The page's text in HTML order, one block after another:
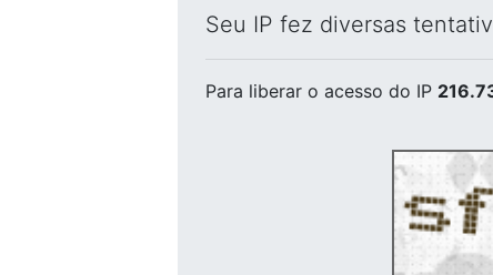
Seu IP fez diversas
Para liberar o acesso do IP